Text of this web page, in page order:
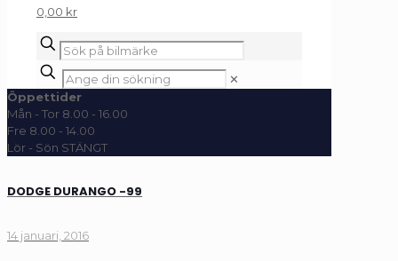
0,00 kr
✕
Öppettider
Mån - Tor 8.00 - 16.00
Fre 8.00 - 14.00
Lör - Sön STÄNGT
DODGE DURANGO -99
14 januari, 2016